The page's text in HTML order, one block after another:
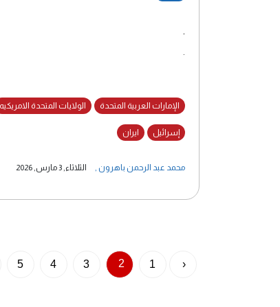
.
.
محمد عبد الرحمن باهرون , الثلاثاء, 3 مارس, 2026
الإمارات العربية المتحدة الولايات المتحدة الامريكيه
إسرائيل ايران
‹
1
2
3
4
5